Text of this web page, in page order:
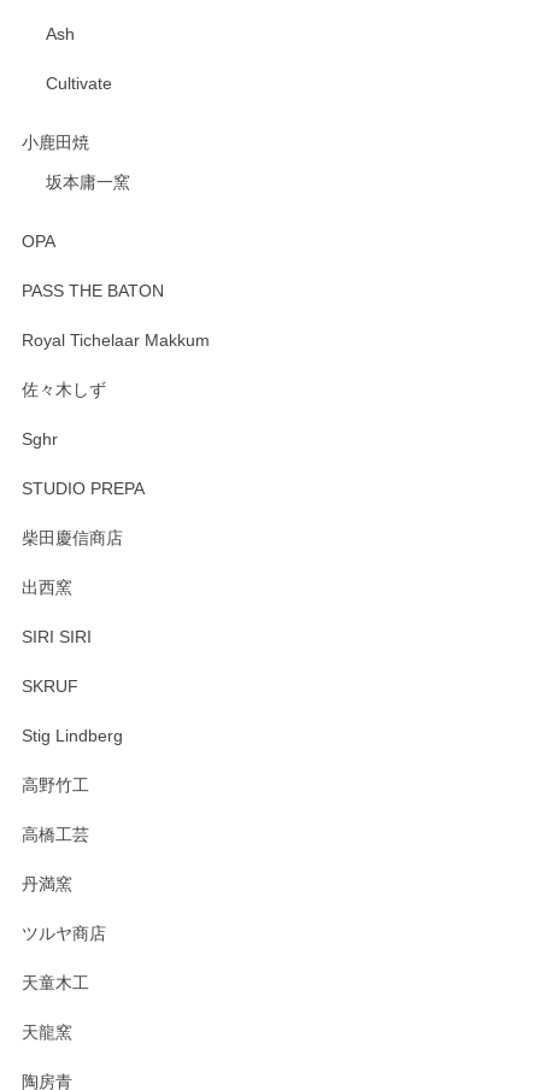
Ash
Cultivate
小鹿田焼
坂本庸一窯
OPA
PASS THE BATON
Royal Tichelaar Makkum
佐々木しず
Sghr
STUDIO PREPA
柴田慶信商店
出西窯
SIRI SIRI
SKRUF
Stig Lindberg
高野竹工
高橋工芸
丹満窯
ツルヤ商店
天童木工
天龍窯
陶房青